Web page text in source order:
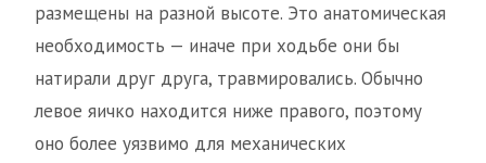
размещены на разной высоте. Это анатомическая
необходимость — иначе при ходьбе они бы
натирали друг друга, травмировались. Обычно
левое яичко находится ниже правого, поэтому
оно более уязвимо для механических